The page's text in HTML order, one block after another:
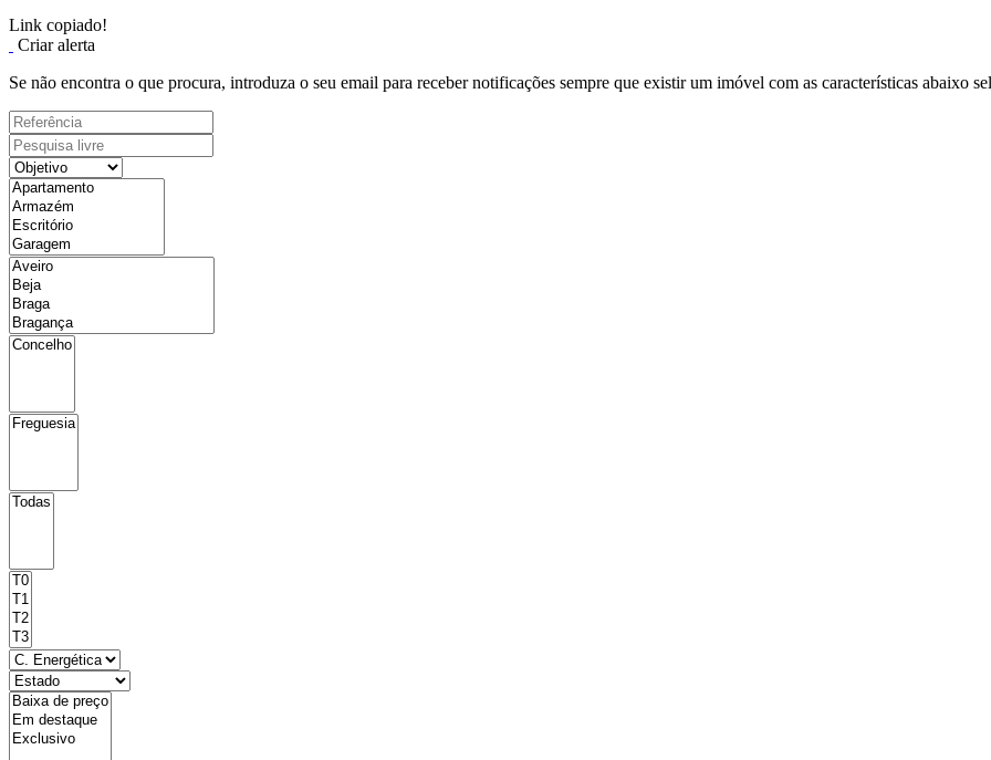
Link copiado!
Criar alerta
Se não encontra o que procura, introduza o seu email para receber notificações sempre que existir um imóvel com as características abaixo